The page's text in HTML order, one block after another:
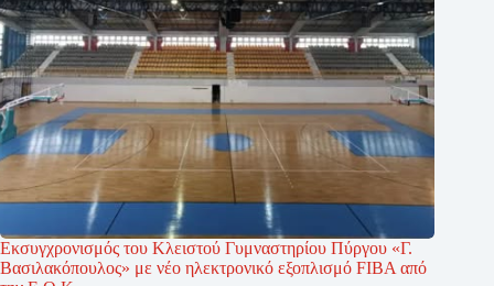
Εκσυγχρονισμός του Κλειστού Γυμναστηρίου Πύργου «Γ.
Βασιλακόπουλος» με νέο ηλεκτρονικό εξοπλισμό FIBA από